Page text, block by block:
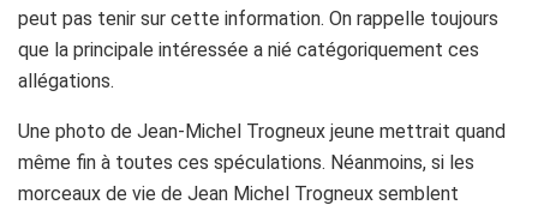
peut pas tenir sur cette information. On rappelle toujours
que la principale intéressée a nié catégoriquement ces
allégations.
Une photo de Jean-Michel Trogneux jeune mettrait quand
même fin à toutes ces spéculations. Néanmoins, si les
morceaux de vie de Jean Michel Trogneux semblent